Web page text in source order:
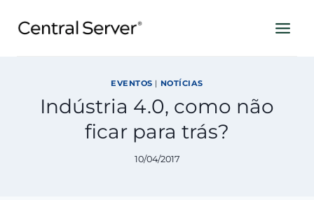
para
EVENTOS | NOTÍCIAS
Indústria 4.0, como não
ficar para trás?
10/04/2017